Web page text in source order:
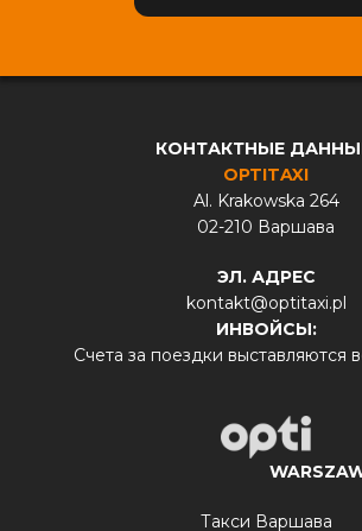
КОНТАКТНЫЕ
OPTITAXI
Al. Krakowska 264
02-210 Варшава
ЭЛ. АДРЕС
kontakt@optitaxi.pl
ИНВОЙСЫ:
Счета за поездки выставляются
Такси Варшава